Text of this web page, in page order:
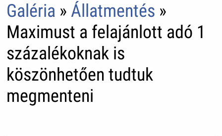
Galéria » Állatmentés »
Maximust a felajánlott adó 1
százalékoknak is
köszönhetően tudtuk
megmenteni